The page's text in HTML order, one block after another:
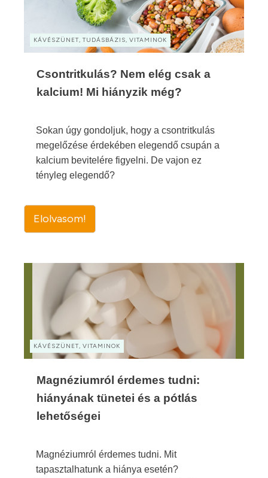
KÁVÉSZÜNET, TUDÁSBÁZIS, VITAMINOK
Csontritkulás? Nem elég csak a
kalcium! Mi hiányzik még?
Sokan úgy gondoljuk, hogy a csontritkulás
megelőzése érdekében elegendő csupán a
kalcium bevitelére figyelni. De vajon ez
tényleg elegendő?
Elolvasom!
KÁVÉSZÜNET, VITAMINOK
Magnéziumról érdemes tudni:
hiányának tünetei és a pótlás
lehetőségei
Magnéziumról érdemes tudni. Mit
tapasztalhatunk a hiánya esetén?